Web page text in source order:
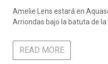
Amelie Lens estará en
Arriondas bajo la batuta de la
READ MORE